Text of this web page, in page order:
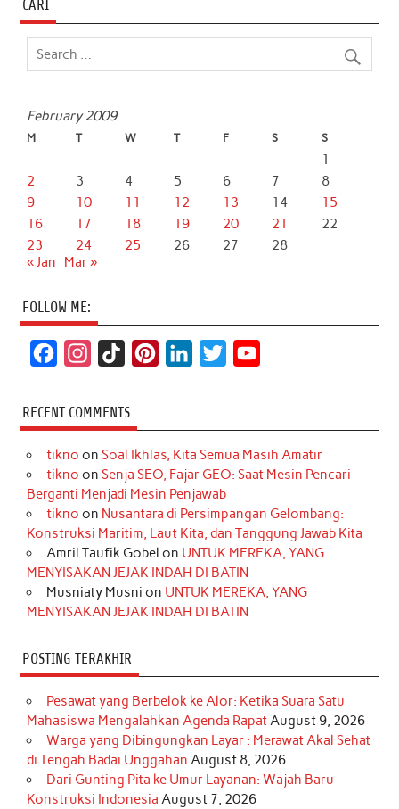
CARI
February 2009
M T W T F S S
1
2
3 4 5 6 7
8
9
10 11 12 13 14
15
16
17 18 19 20 21
22
23
24 25 26 27
28
« Jan
Mar »
FOLLOW ME:
c
e
b
o
k
s
t
a
r
a
m
k
T
o
k
t
e
r
e
s
t
k
e
d
I
n
t
t
r
T
u
e
RECENT COMMENTS
tikno on Soal Ikhlas, Kita Semua Masih Amatir
tikno on Senja SEO, Fajar GEO: Saat Mesin Pencari
Berganti Menjadi Mesin Penjawab
tikno on Nusantara di Persimpangan Gelombang:
Konstruksi Maritim, Laut Kita, dan Tanggung Jawab Kita
Amril Taufik Gobel on UNTUK MEREKA, YANG
MENYISAKAN JEJAK INDAH DI BATIN
Musniaty Musni on UNTUK MEREKA, YANG
MENYISAKAN JEJAK INDAH DI BATIN
POSTING TERAKHIR
Pesawat yang Berbelok ke Alor: Ketika Suara Satu
Mahasiswa Mengalahkan Agenda RapatAugust 9, 2026
Warga yang Dibingungkan Layar : Merawat Akal Sehat
di Tengah Badai Unggahan August 8, 2026
Dari Gunting Pita ke Umur Layanan: Wajah Baru
Konstruksi Indonesia August 7, 2026